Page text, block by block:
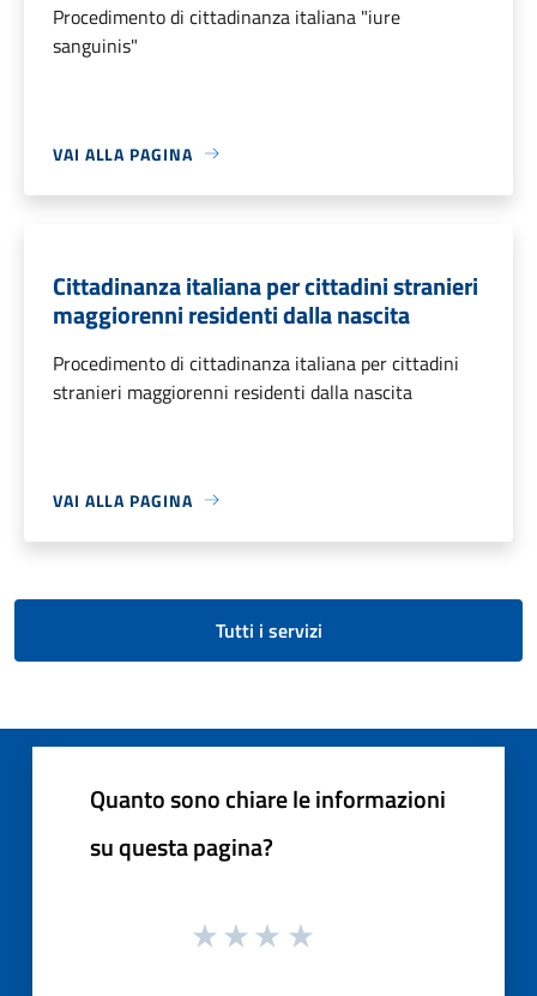
Procedimento di cittadinanza italiana "iure
sanguinis"
VAI ALLA PAGINA
Cittadinanza italiana per cittadini stranieri
maggiorenni residenti dalla nascita
Procedimento di cittadinanza italiana per cittadini
stranieri maggiorenni residenti dalla nascita
VAI ALLA PAGINA
Tutti i servizi
Quanto sono chiare le informazioni
su questa pagina?